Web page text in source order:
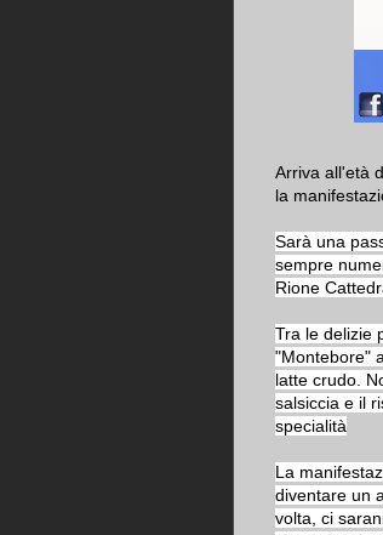
Arriva all'età
la
Sarà una
sempre
Rione
Tra le delizie
"Montebore"
latte crudo.
salsiccia e il
specialità
La
diventare un
volta, ci